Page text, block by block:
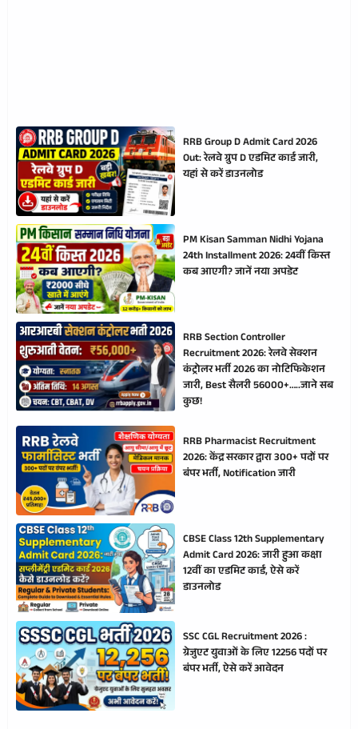
RRB Group D Admit Card 2026
Out: रेलवे ग्रुप D एडमिट कार्ड जारी,
यहां से करें डाउनलोड
PM Kisan Samman Nidhi Yojana
24th Installment 2026: 24वीं किस्त
कब आएगी? जानें नया अपडेट
RRB Section Controller
Recruitment 2026: रेलवे सेक्शन
कंट्रोलर भर्ती 2026 का नोटिफिकेशन
जारी, Best सैलरी 56000+…..जाने सब
कुछ!
RRB Pharmacist Recruitment
2026: केंद्र सरकार द्वारा 300+ पदों पर
बंपर भर्ती, Notification जारी
CBSE Class 12th Supplementary
Admit Card 2026: जारी हुआ कक्षा
12वीं का एडमिट कार्ड, ऐसे करें
डाउनलोड
SSC CGL Recruitment 2026 :
ग्रेजुएट युवाओं के लिए 12256 पदों पर
बंपर भर्ती, ऐसे करें आवेदन